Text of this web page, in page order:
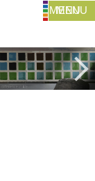
MENU